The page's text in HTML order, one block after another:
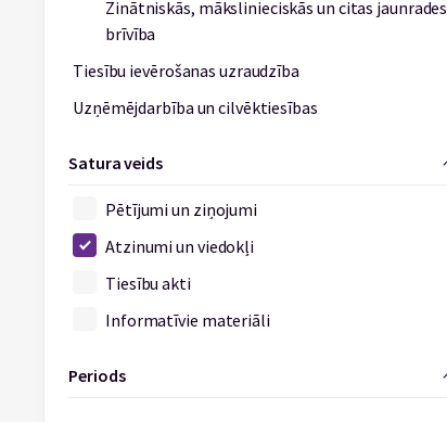
Zinātniskās, mākslinieciskās un citas jaunrades
brīvība
Tiesību ievērošanas uzraudzība
Uzņēmējdarbība un cilvēktiesības
Satura veids
Pētījumi un ziņojumi
Atzinumi un viedokļi
Tiesību akti
Informatīvie materiāli
Periods